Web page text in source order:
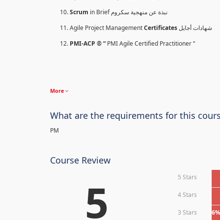
Scrum
in Brief نبذة عن منهجية سكروم
Agile Project ManagementCertificatesشهادات أجايل
PMI-ACP ® “ PMI Agile Certified Practitioner “
More
What are the requirements for this
PM
Course Review
5 5 Stars
4 Stars
3 Stars 6%